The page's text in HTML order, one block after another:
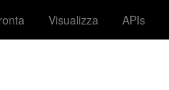
Visualizza APIs